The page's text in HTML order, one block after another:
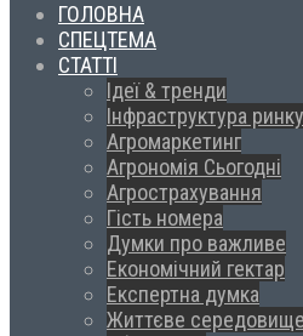
ГОЛОВНА
СПЕЦТЕМА
СТАТТІ
Ідеї & тренди
Інфраструктура ринку
Агромаркетинг
Агрономія Сьогодні
Агрострахування
Гість номера
Думки про важливе
Економічний гектар
Експертна думка
Життєве середовище